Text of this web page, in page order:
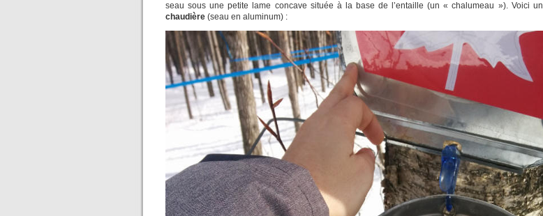
seau sous une petite lame concave située à la base de l’entaille (un « chalumeau »). Voici un
chaudière (seau en aluminum) :